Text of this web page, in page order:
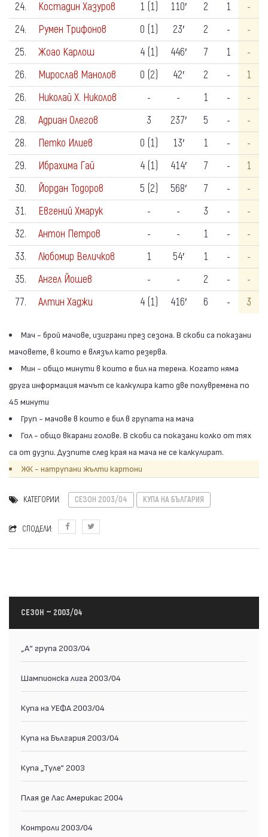
24. Костадин Хазуров 1 (1) 110′ 2 1
-
24.
Румен Трифонов 0 (1) 23′ 2 -
-
25.
Жоао Карлош 4 (1) 446′ 7 1
-
26.
Мирослав Манолов 0 (2) 42′ 2 -
1
26.
Николай Х. Николов - - 1 -
-
28.
Адриан Олегов 3 237′ 5 -
-
28.
Петко Илиев 0 (1) 13′ 1 -
-
29.
Ибрахима Гай 4 (1) 414′ 7 -
1
30.
Йордан Тодоров 5 (2) 568′ 7 -
-
31.
Евгений Хмарук - - 3 -
-
32.
Антон Петров - - 1 -
-
33.
Любомир Величков 1 54′ 1 -
-
35.
Ангел Йошев - - 2 -
-
77.
Алтин Хаджи 4 (1) 416′ 6 - 3
Мач - брой мачове, изиграни през сезона. В скоби са показани
мачовете, в които е влязъл като резерва.
Мин - общо минути в които е бил на терена. Когато няма
друга информация мачът се калкулира като две полувремена по
45 минути
Груп - мачове в които е бил в групата на мача
Гол - общо вкарани голове. В скоби са показани колко от тях
са от дузпи. Дузпите след края на мача не се калкулират.
ЖК - натрупани жълти картони
КАТЕГОРИИ: СЕЗОН 2003/04 КУПА НА БЪЛГАРИЯ
СПОДЕЛИ:
СЕЗОН — 2003/04
„А“ група 2003/04
Шампионска лига 2003/04
Купа на УЕФА 2003/04
Купа на България 2003/04
Купа „Туле“ 2003
Плая де Лас Америкас 2004
Контроли 2003/04